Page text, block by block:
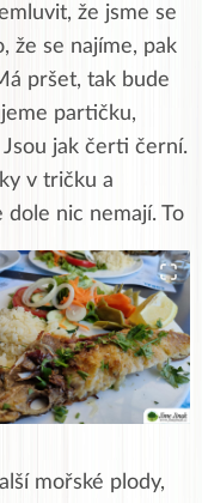
že jsme se
že se najíme, pak
pršet, tak bude
partičku,
jak čerti černí.
v tričku a
dole nic nemají. To
mořské plody,